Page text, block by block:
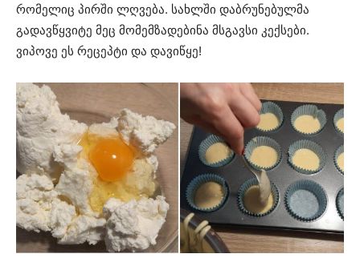
რომელიც პირში ლღვება. სახლში დაბრუნებულმა
გადავწყვიტე მეც მომემზადებინა მსგავსი კექსები.
ვიპოვე ეს რეცეპტი და დავიწყე!